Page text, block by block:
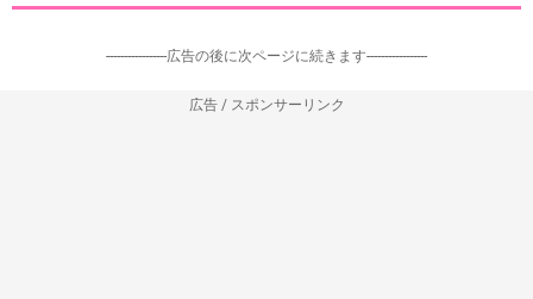
-----------------広告の後に次ページに続きます-----------------
広告 / スポンサーリンク